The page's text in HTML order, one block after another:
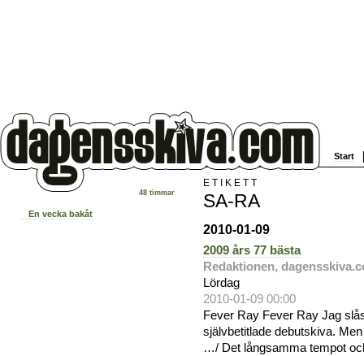
Start
48 timmar
En vecka bakåt
ETIKETT
SA-RA
2010-01-09
2009 års 77 bästa
Redaktionen,
Lördag
2010-01-09 00:00
Fever Ray Fever Ray Jag
självbetitlade debutskiva.
…/ Det långsamma tempot